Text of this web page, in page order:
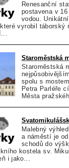
Renesanční
postavena v
vodou.
vyrobil táborský
Staroměstská
Staroměstská
spolu s
Petra Parléře
Města
Malebný
a náměstí je
schodů do
kostela sv.
i jako...